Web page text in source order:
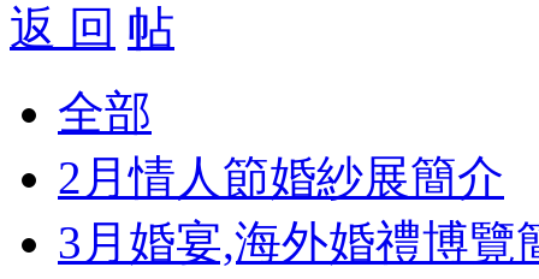
返 回
全部
2月情人節婚紗展簡介
3月婚宴,海外婚禮博覽